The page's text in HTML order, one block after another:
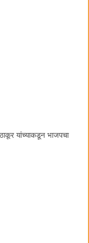
यांच्याकडून भाजपचा